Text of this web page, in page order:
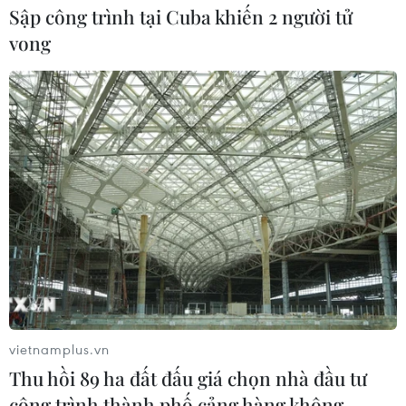
Tây Ninh thúc đẩy bình dân học vụ
số, tạo động lực phát triển kinh tế số
07/08/2026 07:17
Hàn Quốc đầu tư xây “Thung lũng
K-Vietnam” gắn với hậu duệ dòng họ
Lý
07/08/2026 06:30
Liên kết "ba nhà": Động lực thúc đẩy
đổi mới sáng tạo và nâng cao chất
lượng FDI
07/08/2026 05:48
Sập công trình tại Cuba khiến 2 người tử
vong
vietnamplus.vn
Thu hồi 89 ha đất đấu giá chọn nhà đầu tư